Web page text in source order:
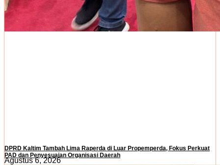
DPRD Kaltim Tambah Lima Raperda di Luar Propemperda, Fokus Perkuat
PAD dan Penyesuaian Organisasi Daerah
Agustus 6, 2026